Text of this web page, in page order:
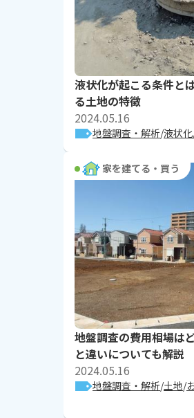
液状化が起こる条件と
る土地の特徴
2024.05.16
地盤調査・解析 液状化
家を建てる・買う
地盤調査の費用相場は
と違いについても解説
2024.05.16
地盤調査・解析 土地